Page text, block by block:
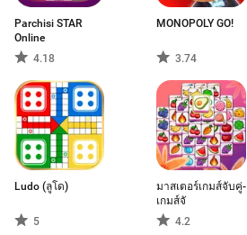
Parchisi STAR
Online
4.18
MONOPOLY GO!
3.74
Ludo (ลูโด)
5
มาสเตอร์เกมส์จับคู่-
เกมส์จั
4.2